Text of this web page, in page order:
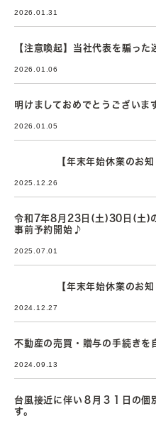
2026.01.31
【注意喚起】当社代表を騙っ
2026.01.06
明けましておめでとうござい
2026.01.05
【年末年始休業のお知
2025.12.26
令和7年8月23日(土)30日(土)
事前予約開始♪
2025.07.01
【年末年始休業のお知
2024.12.27
不動産の売買・贈与の手続きを
2024.09.13
台風接近に伴い８月３１日の個
す。